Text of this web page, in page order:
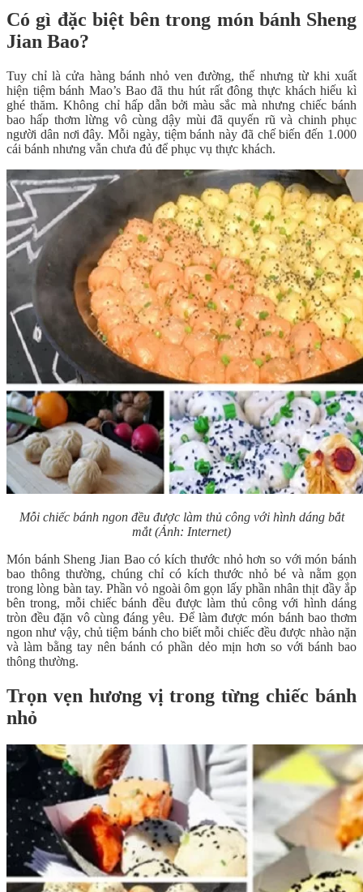
Có gì đặc biệt bên trong món bánh Sheng
Jian Bao?
Tuy chỉ là cửa hàng bánh nhỏ ven đường, thế nhưng từ khi xuất
hiện tiệm bánh Mao’s Bao đã thu hút rất đông thực khách hiếu kì
ghé thăm. Không chỉ hấp dẫn bởi màu sắc mà nhưng chiếc bánh
bao hấp thơm lừng vô cùng dậy mùi đã quyến rũ và chinh phục
người dân nơi đây. Mỗi ngày, tiệm bánh này đã chế biến đến 1.000
cái bánh nhưng vẫn chưa đủ để phục vụ thực khách.
Mỗi chiếc bánh ngon đều được làm thủ công với hình dáng bắt
mắt (Ảnh: Internet)
Món bánh Sheng Jian Bao có kích thước nhỏ hơn so với món bánh
bao thông thường, chúng chỉ có kích thước nhỏ bé và nằm gọn
trong lòng bàn tay. Phần vỏ ngoài ôm gọn lấy phần nhân thịt đầy ắp
bên trong, mỗi chiếc bánh đều được làm thủ công với hình dáng
tròn đều đặn vô cùng đáng yêu. Để làm được món bánh bao thơm
ngon như vậy, chủ tiệm bánh cho biết mỗi chiếc đều được nhào nặn
và làm bằng tay nên bánh có phần dẻo mịn hơn so với bánh bao
thông thường.
Trọn vẹn hương vị trong từng chiếc bánh
nhỏ